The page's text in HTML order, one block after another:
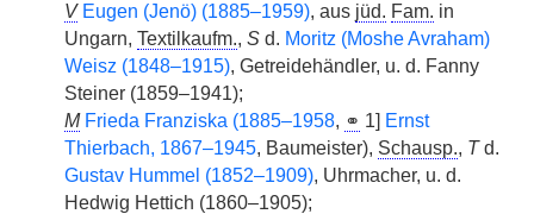
V Eugen (Jenö) (1885–1959), aus jüd. Fam. in
Ungarn, Textilkaufm., S d. Moritz (Moshe Avraham)
Weisz (1848–1915), Getreidehändler, u. d. Fanny
Steiner (1859–1941);
M Frieda Franziska (1885–1958, ⚭ 1] Ernst
Thierbach, 1867–1945, Baumeister), Schausp., Td.
Gustav Hummel (1852–1909), Uhrmacher, u. d.
Hedwig Hettich (1860–1905);